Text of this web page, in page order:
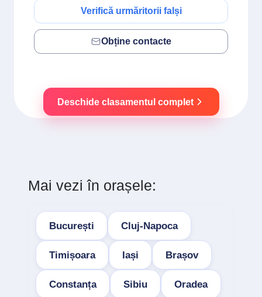
Verifică urmăritorii falși
Obține contacte
Deschide clasamentul complet
Mai vezi în orașele:
București Cluj-Napoca
Timișoara Iași Brașov
Constanța Sibiu Oradea